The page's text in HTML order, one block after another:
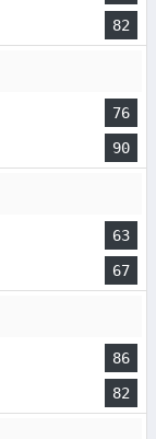
82
76
90
63
67
86
82